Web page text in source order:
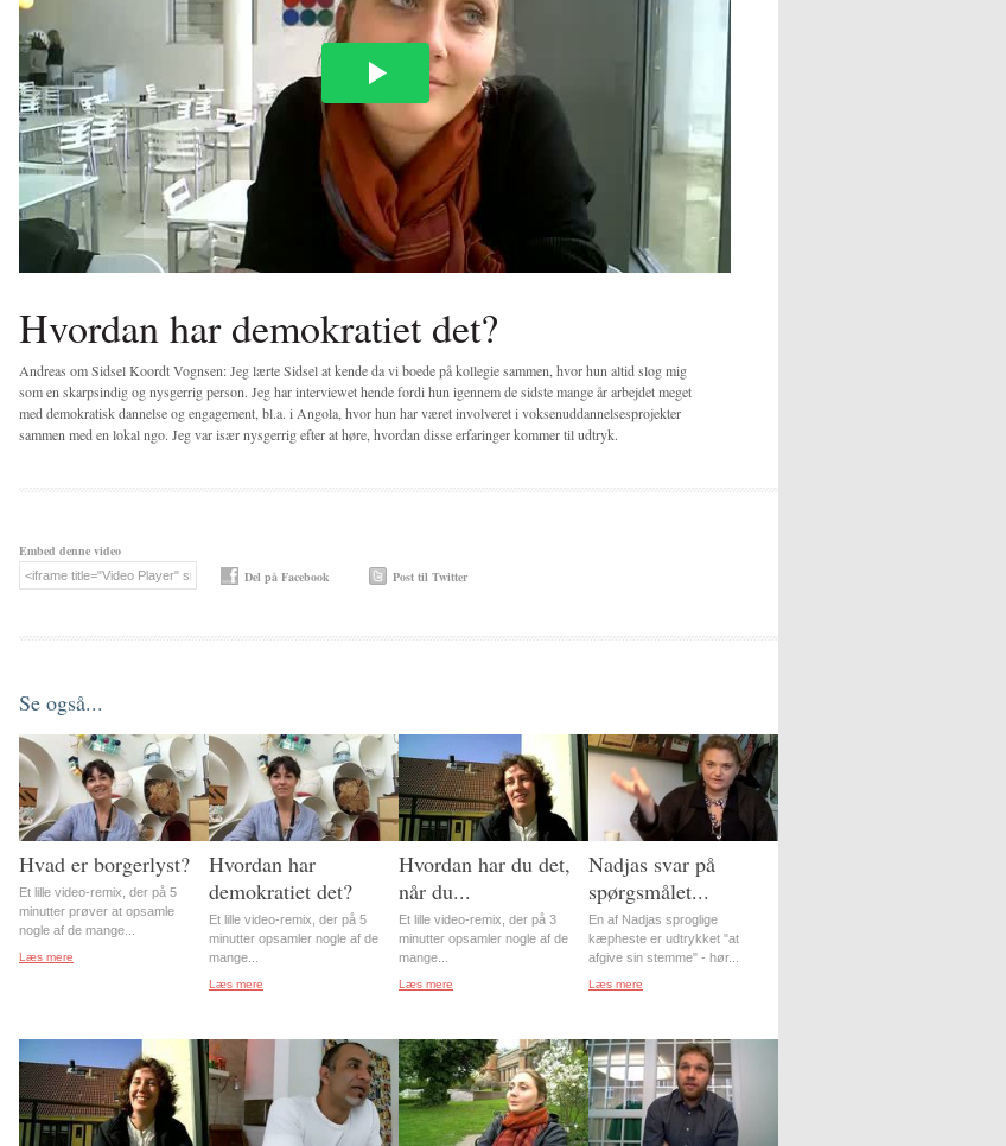
Hvordan har demokratiet det?
Andreas om Sidsel Koordt Vognsen: Jeg lærte Sidsel at kende da vi boede på kollegie sammen, hvor hun altid slog mig
som en skarpsindig og nysgerrig person. Jeg har interviewet hende fordi hun igennem de sidste mange år arbejdet meget
med demokratisk dannelse og engagement, bl.a. i Angola, hvor hun har været involveret i voksenuddannelsesprojekter
sammen med en lokal ngo. Jeg var især nysgerrig efter at høre, hvordan disse erfaringer kommer til udtryk.
Embed denne video
Del på Facebook
Post til Twitter
Se også...
Hvad er borgerlyst?
Et lille video-remix, der på 5
minutter prøver at opsamle
nogle af de mange...
Læs mere
Hvordan har
demokratiet det?
Et lille video-remix, der på 5
minutter opsamler nogle af de
mange...
Læs mere
Hvordan har du det,
når du...
Et lille video-remix, der på 3
minutter opsamler nogle af de
mange...
Læs mere
Nadjas svar på
spørgsmålet...
En af Nadjas sproglige
kæpheste er udtrykket "at
afgive sin stemme" - hør...
Læs mere